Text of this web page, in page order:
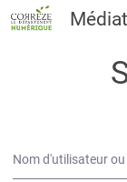
Nom d'utilisateur